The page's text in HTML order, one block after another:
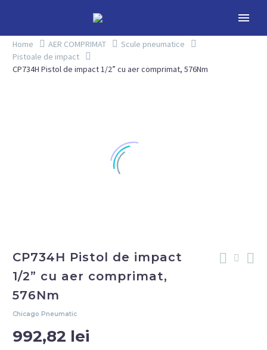
Home AER COMPRIMAT
Scule pneumatice
Pistoale de impact
CP734H Pistol de impact 1/2” cu aer comprimat, 576Nm
CP734H Pistol de impact
1/2” cu aer comprimat,
576Nm
Chicago Pneumatic
992,82 lei